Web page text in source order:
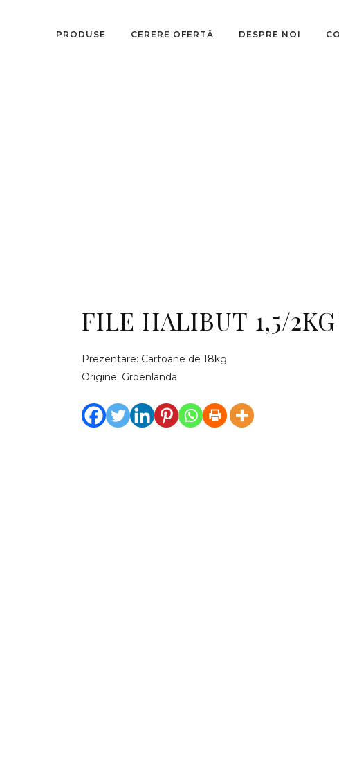
PRODUSE CERERE OFERTĂ DESPRE NOI
FILE HALIBUT 1,5/
Prezentare: Cartoane de 18kg
Origine: Groenlanda